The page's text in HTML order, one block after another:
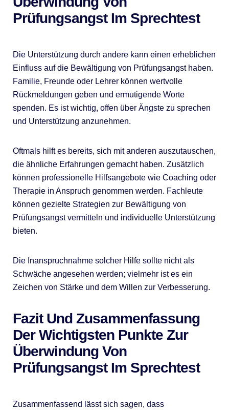
Prüfungsangst Im Sprechtest
Die Unterstützung durch andere kann einen erheblichen
Einfluss auf die Bewältigung von Prüfungsangst haben.
Familie, Freunde oder Lehrer können wertvolle
Rückmeldungen geben und ermutigende Worte
spenden. Es ist wichtig, offen über Ängste zu sprechen
und Unterstützung anzunehmen.
Oftmals hilft es bereits, sich mit anderen auszutauschen,
die ähnliche Erfahrungen gemacht haben. Zusätzlich
können professionelle Hilfsangebote wie Coaching oder
Therapie in Anspruch genommen werden. Fachleute
können gezielte Strategien zur Bewältigung von
Prüfungsangst vermitteln und individuelle Unterstützung
bieten.
Die Inanspruchnahme solcher Hilfe sollte nicht als
Schwäche angesehen werden; vielmehr ist es ein
Zeichen von Stärke und dem Willen zur Verbesserung.
Fazit Und Zusammenfassung
Der Wichtigsten Punkte Zur
Überwindung Von
Prüfungsangst Im Sprechtest
Zusammenfassend lässt sich sagen, dass